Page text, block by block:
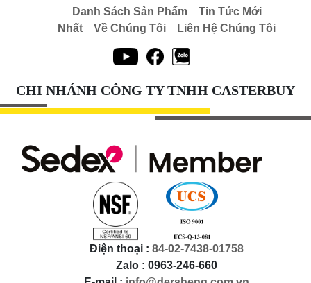
Danh Sách Sản Phẩm
Tin Tức Mới
Nhất
Về Chúng Tôi Liên Hệ Chúng Tôi
CHI NHÁNH CÔNG TY TNHH CASTERBUY
Điện thoại : 84-02-7438-01758
Zalo : 0963-246-660